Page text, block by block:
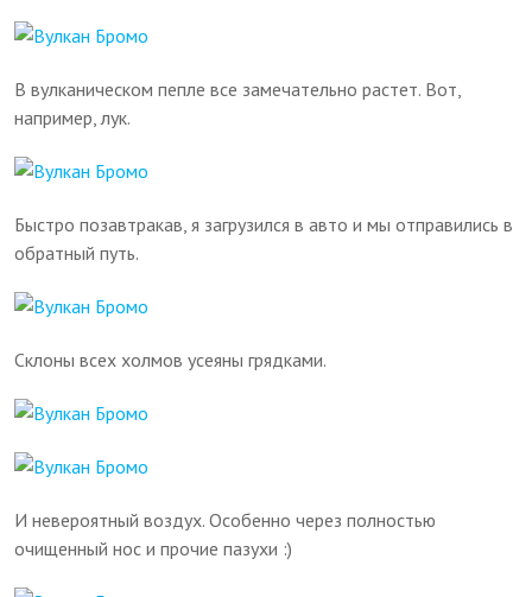
В вулканическом пепле все замечательно растет. Вот,
например, лук.
Быстро позавтракав, я загрузился в авто и мы отправились в
обратный путь.
Склоны всех холмов усеяны грядками.
И невероятный воздух. Особенно через полностью
очищенный нос и прочие пазухи :)